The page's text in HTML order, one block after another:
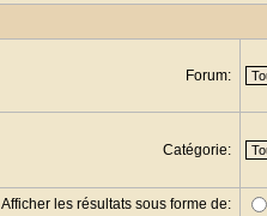
Forum:
Catégorie:
Afficher les résultats sous forme de: